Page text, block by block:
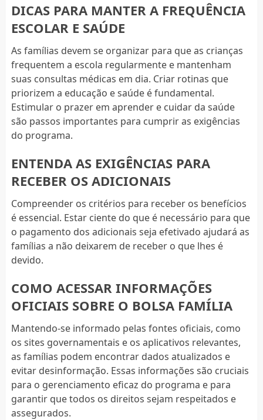
DICAS PARA MANTER A FREQUÊNCIA
ESCOLAR E SAÚDE
As famílias devem se organizar para que as crianças
frequentem a escola regularmente e mantenham
suas consultas médicas em dia. Criar rotinas que
priorizem a educação e saúde é fundamental.
Estimular o prazer em aprender e cuidar da saúde
são passos importantes para cumprir as exigências
do programa.
ENTENDA AS EXIGÊNCIAS PARA
RECEBER OS ADICIONAIS
Compreender os critérios para receber os benefícios
é essencial. Estar ciente do que é necessário para que
o pagamento dos adicionais seja efetivado ajudará as
famílias a não deixarem de receber o que lhes é
devido.
COMO ACESSAR INFORMAÇÕES
OFICIAIS SOBRE O BOLSA FAMÍLIA
Mantendo-se informado pelas fontes oficiais, como
os sites governamentais e os aplicativos relevantes,
as famílias podem encontrar dados atualizados e
evitar desinformação. Essas informações são cruciais
para o gerenciamento eficaz do programa e para
garantir que todos os direitos sejam respeitados e
assegurados.